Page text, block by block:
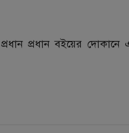
প্রধান বইয়ের